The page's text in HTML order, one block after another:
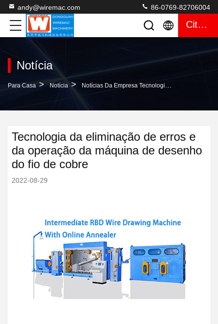
andy@wiremac.com 86-0769-82706004
Citações
Notícia
Para Casa > Notícia > Notícias Da Empresa Tecnologia Da Eliminação De Erros E Da Operação Da Máquina De Desenho Do Fio De Cobre
Tecnologia da eliminação de erros e
da operação da máquina de desenho
do fio de cobre
2022-08-29